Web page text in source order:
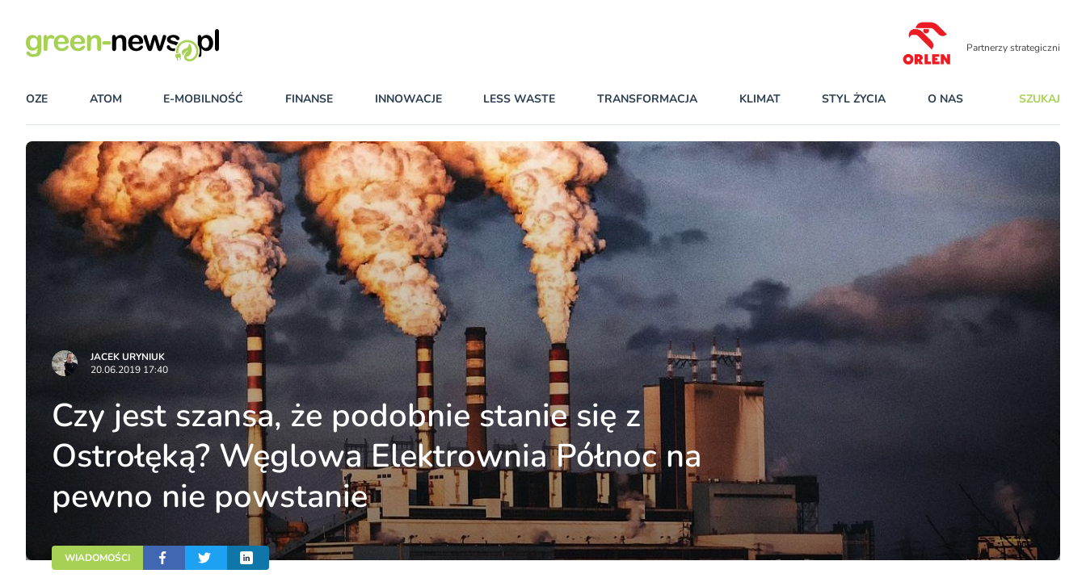
Partnerzy strategiczni
OZE ATOM E-MOBILNOŚĆ FINANSE INNOWACJE LESS WASTE TRANSFORMACJA KLIMAT STYL ŻYCIA O NAS SZUKAJ
JACEK URYNIUK
20.06.2019 17:40
Czy jest szansa, że podobnie stanie się z
Ostrołęką? Węglowa Elektrownia Północ na
pewno nie powstanie
WIADOMOŚCI